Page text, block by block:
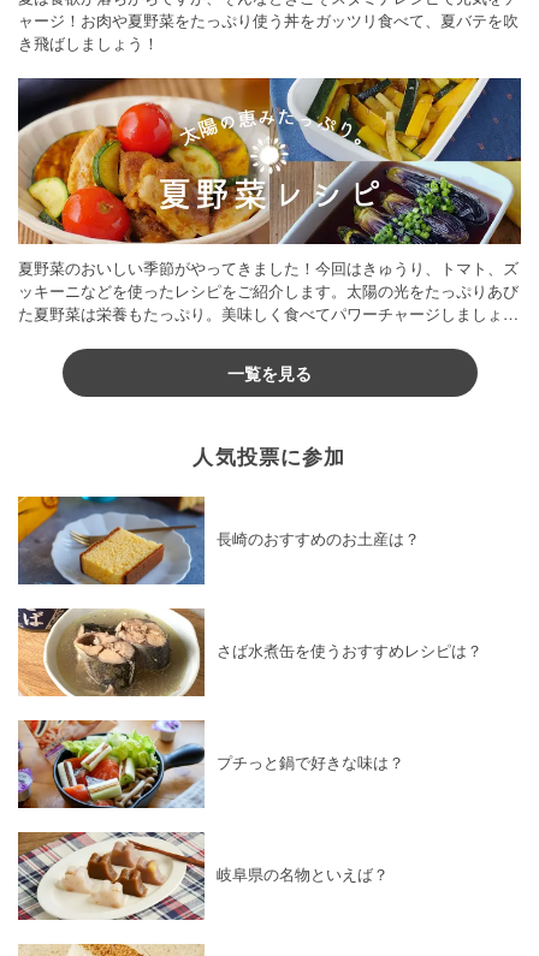
ャージ！お肉や夏野菜をたっぷり使う丼をガッツリ食べて、夏バテを吹
き飛ばしましょう！
夏野菜のおいしい季節がやってきました！今回はきゅうり、トマト、ズ
ッキーニなどを使ったレシピをご紹介します。太陽の光をたっぷりあび
た夏野菜は栄養もたっぷり。美味しく食べてパワーチャージしましょう
一覧を見る
人気投票に参加
長崎のおすすめのお土産は？
さば水煮缶を使うおすすめレシピは？
プチっと鍋で好きな味は？
岐阜県の名物といえば？